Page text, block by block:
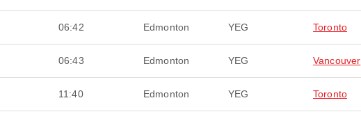
06:42 Edmonton YEG Toronto
06:43 Edmonton YEG Vancouver
11:40 Edmonton YEG Toronto